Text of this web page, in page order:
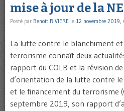
mise à jour de la
Posté par Benoît RIVIERE le 12 novembre 2019,
La lutte contre le blanchiment
terrorisme connaît deux
rapport du COLB et la révision
d’orientation de la lutte contre
et le financement du terrorisme
septembre 2019, son rapport